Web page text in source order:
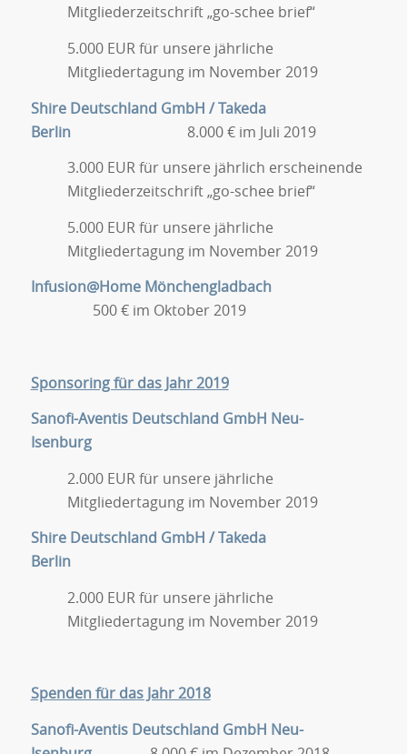
Mitgliederzeitschrift „go-schee brief“
5.000 EUR für unsere jährliche
Mitgliedertagung im November 2019
Shire Deutschland GmbH / Takeda
Berlin
8.000 € im Juli 2019
3.000 EUR für unsere jährlich erscheinende
Mitgliederzeitschrift „go-schee brief“
5.000 EUR für unsere jährliche
Mitgliedertagung im November 2019
Infusion@Home Mönchengladbach
500 € im Oktober 2019
Sponsoring für das Jahr 2019
Sanofi-Aventis Deutschland GmbH Neu-
Isenburg
2.000 EUR für unsere jährliche
Mitgliedertagung im November 2019
Shire Deutschland GmbH / Takeda
Berlin
2.000 EUR für unsere jährliche
Mitgliedertagung im November 2019
Spenden für das Jahr 2018
Sanofi-Aventis Deutschland GmbH Neu-